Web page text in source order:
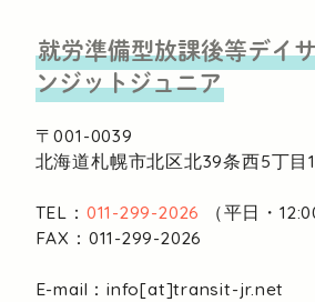
就労準備型放課後等デイ
ンジットジュニア
〒001-0039
北海道札幌市北区北39条西5丁目
TEL： 011-299-2026
（平日・
FAX：011-299-2026
E-mail：info[at]transit-jr.net